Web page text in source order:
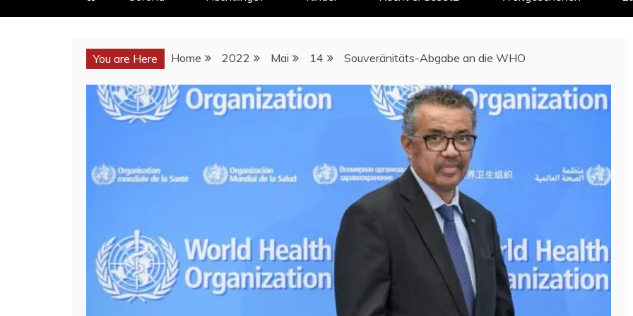
You are Here Home 2022 Mai 14 Souveränitäts-Abgabe an die WHO